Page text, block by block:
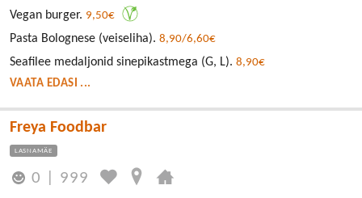
Vegan burger. 9,50€
Pasta Bolognese (veiseliha). 8,90/6,60€
Seafilee medaljonid sinepikastmega (G, L). 8,90€
VAATA EDASI ...
Freya Foodbar
LASNAMÄE
0 999